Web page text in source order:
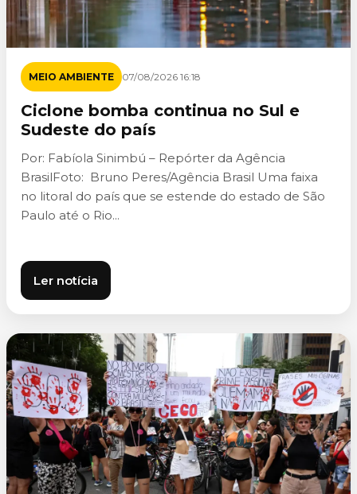
MEIO AMBIENTE 07/08/2026 16:18
Ciclone bomba continua no Sul e
Sudeste do país
Por: Fabíola Sinimbú – Repórter da Agência
BrasilFoto: Bruno Peres/Agência Brasil Uma faixa
no litoral do país que se estende do estado de São
Paulo até o Rio...
Ler notícia